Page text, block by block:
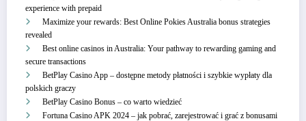
experience with prepaid
Maximize your rewards: Best Online Pokies Australia bonus strategies
revealed
Best online casinos in Australia: Your pathway to rewarding gaming and
secure transactions
BetPlay Casino App – dostępne metody płatności i szybkie wypłaty dla
polskich graczy
BetPlay Casino Bonus – co warto wiedzieć
Fortuna Casino APK 2024 – jak pobrać, zarejestrować i grać z bonusami